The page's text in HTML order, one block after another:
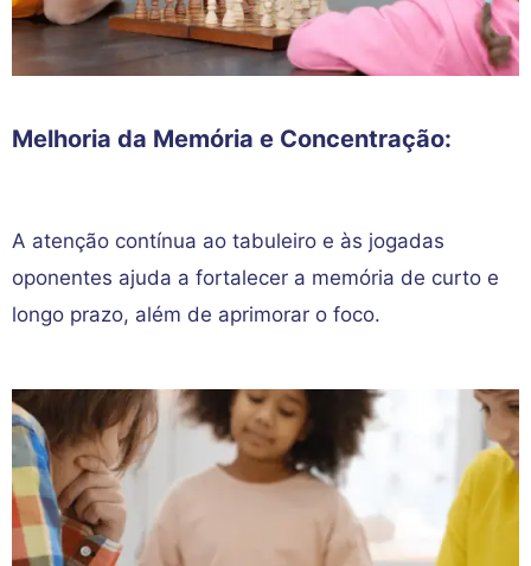
Melhoria da Memória e Concentração:
A atenção contínua ao tabuleiro e às jogadas
oponentes ajuda a fortalecer a memória de curto e
longo prazo, além de aprimorar o foco.